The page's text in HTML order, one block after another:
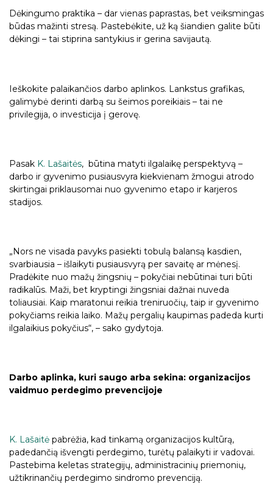
Dėkingumo praktika – dar vienas paprastas, bet veiksmingas
būdas mažinti stresą. Pastebėkite, už ką šiandien galite būti
dėkingi – tai stiprina santykius ir gerina savijautą.
Ieškokite palaikančios darbo aplinkos. Lankstus grafikas,
galimybė derinti darbą su šeimos poreikiais – tai ne
privilegija, o investicija į gerovę.
Pasak K. Lašaitės, būtina matyti ilgalaikę perspektyvą –
darbo ir gyvenimo pusiausvyra kiekvienam žmogui atrodo
skirtingai priklausomai nuo gyvenimo etapo ir karjeros
stadijos.
„Nors ne visada pavyks pasiekti tobulą balansą kasdien,
svarbiausia – išlaikyti pusiausvyrą per savaitę ar mėnesį.
Pradėkite nuo mažų žingsnių – pokyčiai nebūtinai turi būti
radikalūs. Maži, bet kryptingi žingsniai dažnai nuveda
toliausiai. Kaip maratonui reikia treniruočių, taip ir gyvenimo
pokyčiams reikia laiko. Mažų pergalių kaupimas padeda kurti
ilgalaikius pokyčius“, – sako gydytoja.
Darbo aplinka, kuri saugo arba sekina: organizacijos
vaidmuo perdegimo prevencijoje
K. Lašaitė pabrėžia, kad tinkamą organizacijos kultūrą,
padedančią išvengti perdegimo, turėtų palaikyti ir vadovai.
Pastebima keletas strategijų, administracinių priemonių,
užtikrinančių perdegimo sindromo prevenciją.